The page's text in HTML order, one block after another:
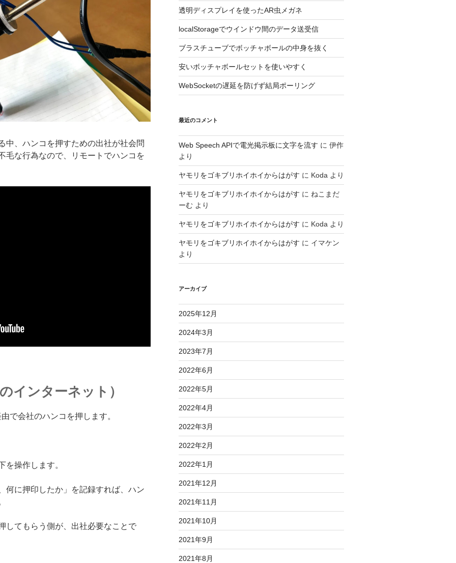
中、ハンコを押すための出社が社会問
毛な行為なので、リモートでハンコを
インターネット）
で会社のハンコを押します。
を操作します。
何に押印したか」を記録すれば、ハン
してもらう側が、出社必要なことで
透明ディスプレイを使ったAR虫メガネ
localStorageでウインドウ間のデータ送受信
ブラスチューブでボッチャボールの中身を抜く
安いボッチャボールセットを使いやすく
WebSocketの遅延を防げず結局ポーリング
最近のコメント
Web Speech APIで電光掲示板に文字を流す に 伊作
より
ヤモリをゴキブリホイホイからはがす に Koda より
ヤモリをゴキブリホイホイからはがす に ねこまだ
ーむより
ヤモリをゴキブリホイホイからはがす に Koda より
ヤモリをゴキブリホイホイからはがす に イマケン
より
アーカイブ
2025年12月
2024年3月
2023年7月
2022年6月
2022年5月
2022年4月
2022年3月
2022年2月
2022年1月
2021年12月
2021年11月
2021年10月
2021年9月
2021年8月